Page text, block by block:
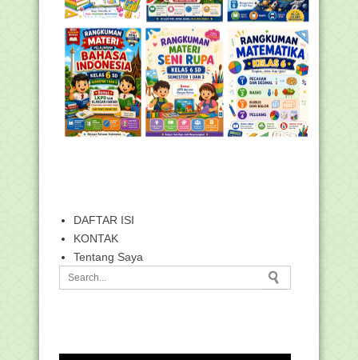
DAFTAR ISI
KONTAK
Tentang Saya